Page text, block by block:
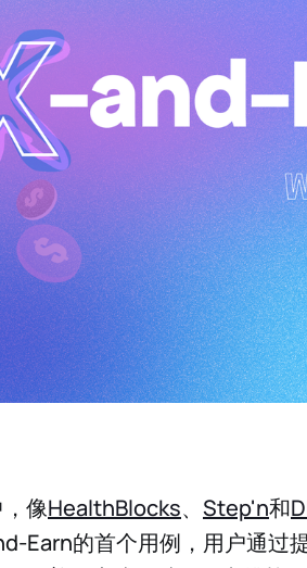
像HealthBlocks、 Step'n和
Earn的首个用例，用户通过